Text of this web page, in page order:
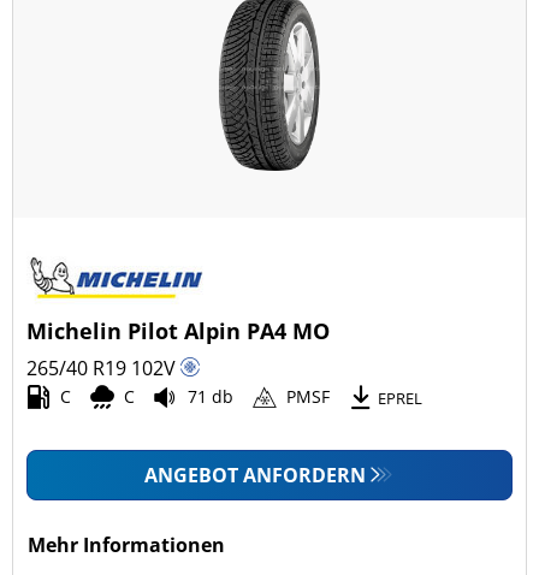
Michelin Pilot Alpin PA4 MO
265/40 R19 102V
C C 71 db PMSF EPREL
ANGEBOT ANFORDERN
Mehr Informationen